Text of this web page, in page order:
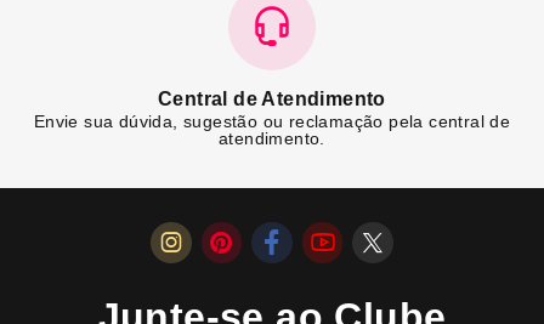
Central de Atendimento
Envie sua dúvida, sugestão ou reclamação pela central de
atendimento.